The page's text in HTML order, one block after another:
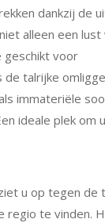
dankzij de
alleen een
geschikt voor
talrijke
immateriële
ideale plek om
u op tegen de
regio te vinden.